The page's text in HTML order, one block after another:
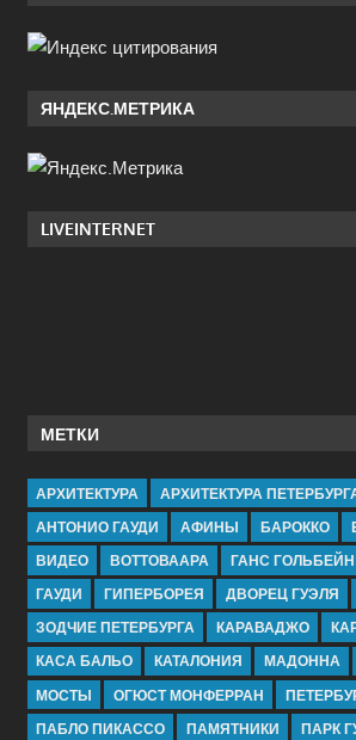
ЯНДЕКС.МЕТРИКА
LIVEINTERNET
МЕТКИ
АРХИТЕКТУРА
АРХИТЕКТУРА
АНТОНИО ГАУДИ
АФИНЫ БАРОККО
ВИДЕО
ВОТТОВААРА
ГАНС
ГАУДИ
ГИПЕРБОРЕЯ ДВОРЕЦ ГУЭЛЯ
ЗОДЧИЕ ПЕТЕРБУРГА
КАРАВАДЖО
КАСА БАЛЬО
КАТАЛОНИЯ МАДОННА
МОСТЫ
ОГЮСТ МОНФЕРРАН
ПАБЛО ПИКАССО
ПАМЯТНИКИ ПАРК